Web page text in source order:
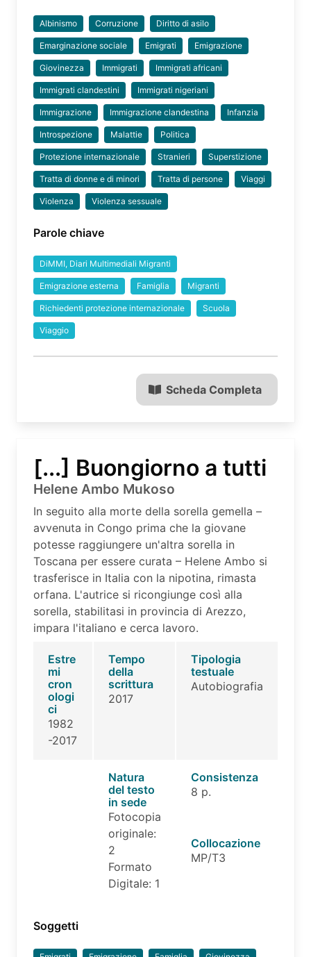
Albinismo Corruzione Diritto di asilo
Emarginazione sociale Emigrati Emigrazione
Giovinezza Immigrati Immigrati africani
Immigrati clandestini Immigrati nigeriani
Immigrazione Immigrazione clandestina Infanzia
Introspezione Malattie Politica
Protezione internazionale Stranieri Superstizione
Tratta di donne e di minori Tratta di persone Viaggi
Violenza Violenza sessuale
Parole chiave
DiMMI, Diari Multimediali Migranti
Emigrazione esterna Famiglia Migranti
Richiedenti protezione internazionale Scuola
Viaggio
Scheda Completa
[...] Buongiorno a tutti
Helene Ambo Mukoso
In seguito alla morte della sorella gemella –
avvenuta in Congo prima che la giovane
potesse raggiungere un'altra sorella in
Toscana per essere curata – Helene Ambo si
trasferisce in Italia con la nipotina, rimasta
orfana. L'autrice si ricongiunge così alla
sorella, stabilitasi in provincia di Arezzo,
impara l'italiano e cerca lavoro.
Estre
mi
cron
ologi
ci
1982
-2017
Tempo
della
scrittura
2017
Tipologia
testuale
Autobiografia
Natura
del testo
in sede
Fotocopia
originale:
2
Formato
Digitale: 1
Consistenza
8 p.
Collocazione
MP/T3
Soggetti